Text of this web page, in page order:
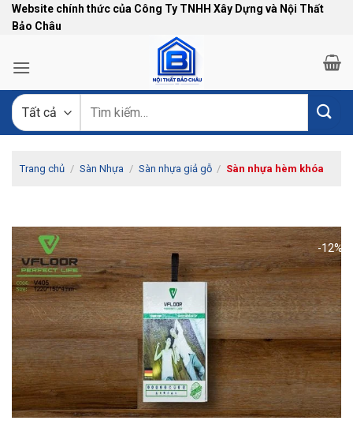
Bỏ
qua
dung
Website chính thức của Công Ty TNHH Xây Dựng và Nội Thất
Bảo Châu
kiếm:
Trang chủ / Sàn Nhựa / Sàn nhựa giả gỗ / Sàn nhựa hèm khóa
-12%